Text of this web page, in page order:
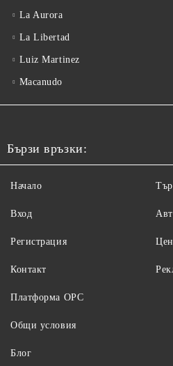
La Aurora
La Libertad
Luiz Martinez
Macanudo
Бързи връзки:
Начало
Вход
Регистрация
Контакт
Платформа ОРС
Общи условия
Блог